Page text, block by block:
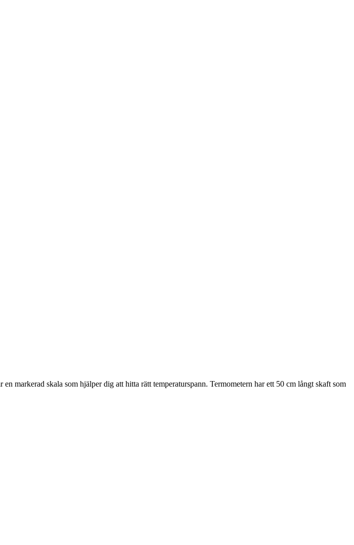
markerad skala som hjälper dig att hitta rätt temperaturspann. Termometern har ett 50 cm långt skaft som